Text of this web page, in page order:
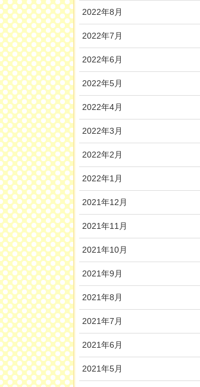
2022年8月
2022年7月
2022年6月
2022年5月
2022年4月
2022年3月
2022年2月
2022年1月
2021年12月
2021年11月
2021年10月
2021年9月
2021年8月
2021年7月
2021年6月
2021年5月